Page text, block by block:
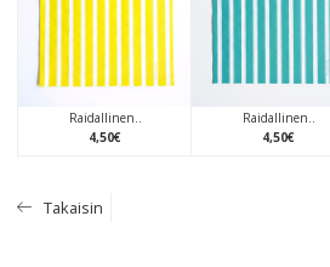
Raidallinen..
4,50€
Raidallinen..
4,50€
Takaisin